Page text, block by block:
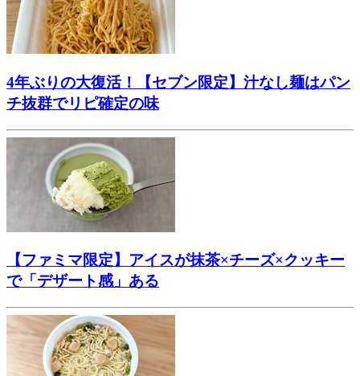
4年ぶりの大復活！【セブン限定】汁なし麺はパン
チ抜群でリピ確定の味
【ファミマ限定】アイスが抹茶×チーズ×クッキー
で「デザート感」ある